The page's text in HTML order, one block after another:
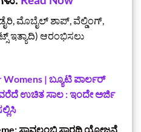
ಮೊಬೈಲ್ ಶಾಪ್, ವೆಲ್ಡಿಂಗ್,
ಇತ್ಯಾದಿ) ಆರಂಭಿಸಲು
Womens | ಬ್ಯೂಟಿ ಪಾರ್ಲರ್
ಉಚಿತ ಸಾಲ : ಇಂದೇ ಅರ್ಜಿ
ಸ್ವಾವಲಂಬಿ ಸಾರಥಿ ಯೋಜನೆ